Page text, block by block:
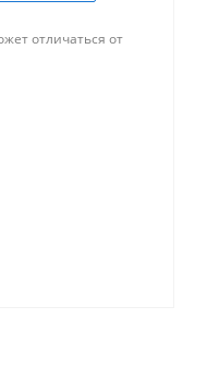
отличаться от